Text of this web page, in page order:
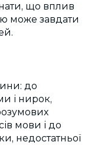
що вплив
може завдати
до
і нирок,
мови і до
недостатньої